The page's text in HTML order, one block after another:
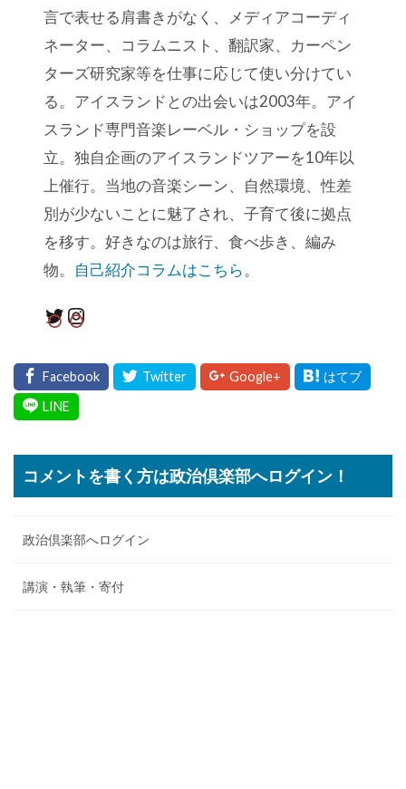
言で表せる肩書きがなく、メディアコーディ
ネーター、コラムニスト、翻訳家、カーペン
ターズ研究家等を仕事に応じて使い分けてい
る。アイスランドとの出会いは2003年。アイ
スランド専門音楽レーベル・ショップを設
立。独自企画のアイスランドツアーを10年以
上催行。当地の音楽シーン、自然環境、性差
別が少ないことに魅了され、子育て後に拠点
を移す。好きなのは旅行、食べ歩き、編み
物。 自己紹介コラムはこちら。
Twitter Instagram
コメントを書く方は政治倶楽部へログイン！
政治倶楽部へログイン
講演・執筆・寄付